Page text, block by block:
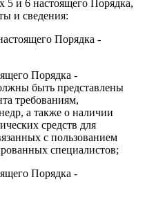
5 и 6 настоящего Порядка,
и сведения:
Порядка -
Порядка -
быть представлены
требованиям,
а также о наличии
средств для
с пользованием
специалистов;
Порядка -